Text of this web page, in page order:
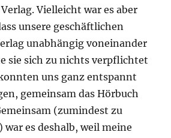
Vielleicht war es aber
unsere geschäftlichen
unabhängig voneinander
sie sich zu nichts verpflichtet
uns ganz entspannt
gemeinsam das Hörbuch
(zumindest zu
war es deshalb, weil meine